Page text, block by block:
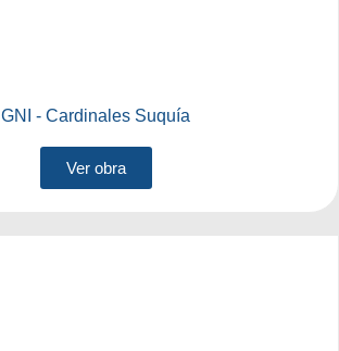
GNI - Cardinales Suquía
Ver obra